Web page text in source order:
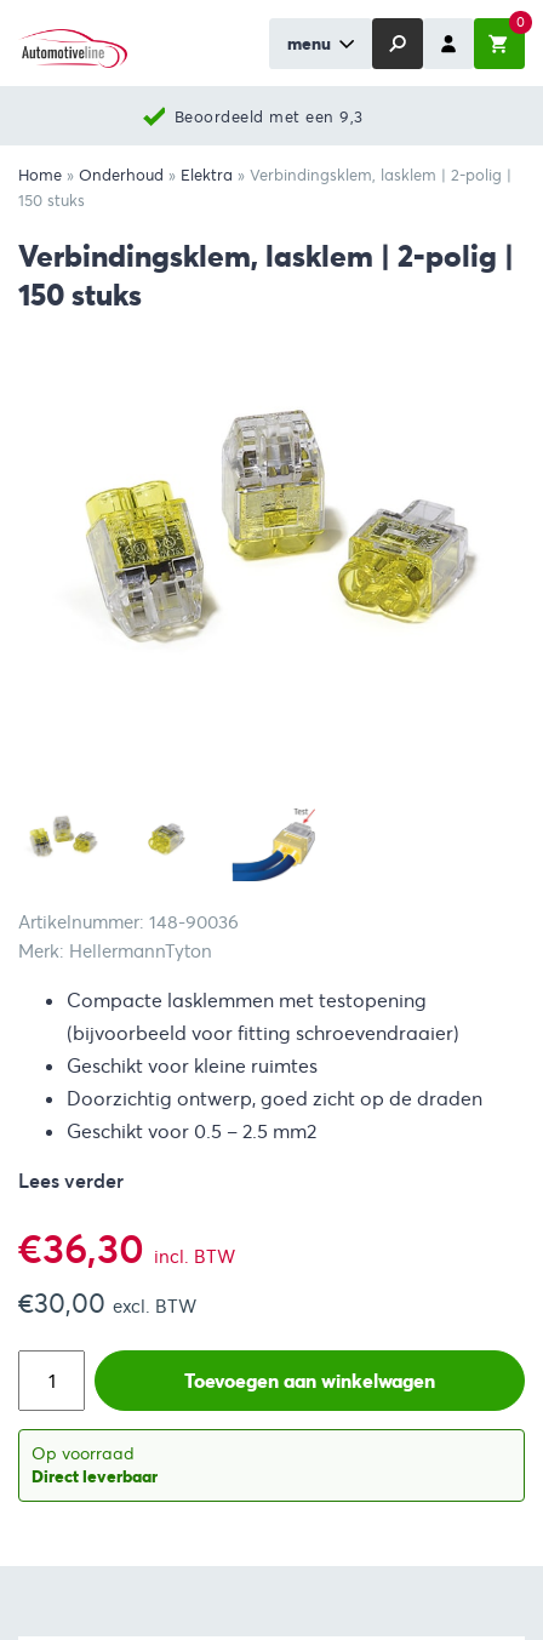
menu
0
Beoordeeld met een 9,3
Home » Onderhoud » Elektra » Verbindingsklem, lasklem | 2-polig |
150 stuks
Verbindingsklem, lasklem | 2-polig |
150 stuks
Artikelnummer: 148-90036
Merk: HellermannTyton
Compacte lasklemmen met testopening
(bijvoorbeeld voor fitting schroevendraaier)
Geschikt voor kleine ruimtes
Doorzichtig ontwerp, goed zicht op de draden
Geschikt voor 0.5 – 2.5 mm2
Lees verder
€36,30 incl. BTW
€30,00 excl. BTW
Toevoegen aan winkelwagen
Op voorraad
Direct leverbaar